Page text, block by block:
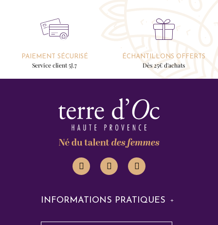
PAIEMENT SÉCURISÉ
Service client 5J.7
ÉCHANTILLONS OFFERTS
Dès 25€ d'achats
INFORMATIONS PRATIQUES